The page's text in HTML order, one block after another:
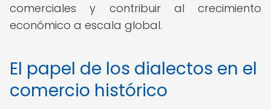
comerciales y contribuir al crecimiento
económico a escala global.
El papel de los dialectos en el
comercio histórico